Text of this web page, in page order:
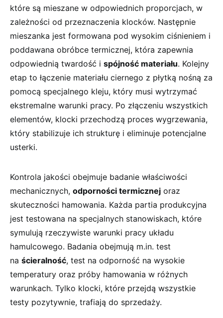
które są mieszane w odpowiednich proporcjach, w
zależności od przeznaczenia klocków. Następnie
mieszanka jest formowana pod wysokim ciśnieniem i
poddawana obróbce termicznej, która zapewnia
odpowiednią twardość i spójność materiału. Kolejny
etap to łączenie materiału ciernego z płytką nośną za
pomocą specjalnego kleju, który musi wytrzymać
ekstremalne warunki pracy. Po złączeniu wszystkich
elementów, klocki przechodzą proces wygrzewania,
który stabilizuje ich strukturę i eliminuje potencjalne
usterki.
Kontrola jakości obejmuje badanie właściwości
mechanicznych, odporności termicznej oraz
skuteczności hamowania. Każda partia produkcyjna
jest testowana na specjalnych stanowiskach, które
symulują rzeczywiste warunki pracy układu
hamulcowego. Badania obejmują m.in. test
na ścieralność, test na odporność na wysokie
temperatury oraz próby hamowania w różnych
warunkach. Tylko klocki, które przejdą wszystkie
testy pozytywnie, trafiają do sprzedaży.